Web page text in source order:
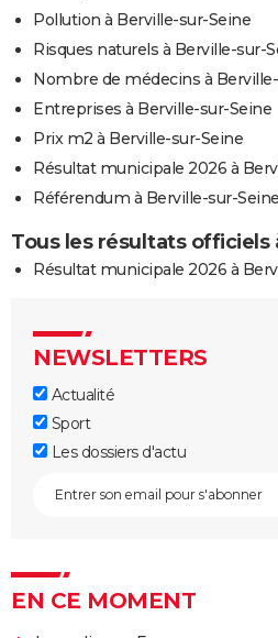
Pollution à Berville-sur-Seine
Risques naturels à Berville-sur-
Nombre de médecins à
Entreprises à Berville-sur-Seine
Prix m2 à Berville-sur-Seine
Résultat municipale 2026 à
Référendum à Berville-sur-Seine
Tous les résultats officiels
Résultat municipale 2026 à
NEWSLETTERS
Actualité
Sport
Les dossiers d'actu
EN CE MOMENT